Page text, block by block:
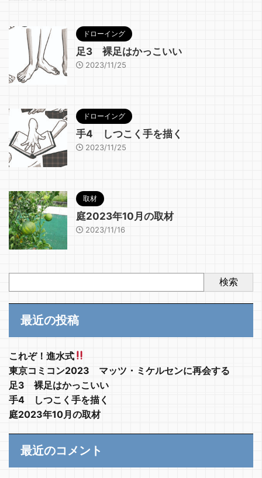
ドローイング
足3 裸足はかっこいい
2023/11/25
ドローイング
手4 しつこく手を描く
2023/11/25
取材
庭2023年10月の取材
2023/11/16
検索
最近の投稿
これぞ！進水式
東京コミコン2023 マッツ・ミケルセンに再会する
足3 裸足はかっこいい
手4 しつこく手を描く
庭2023年10月の取材
最近のコメント